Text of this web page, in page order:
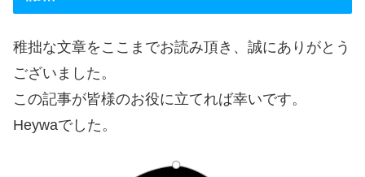
稚拙な文章をここまでお読み頂き、誠にありがとう
ございました。
この記事が皆様のお役に立てれば幸いです。
Heywaでした。